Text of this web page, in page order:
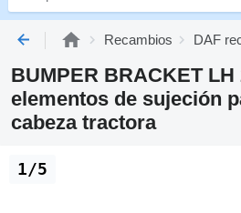
Recambios DAF
BUMPER BRACKET LH
elementos de sujeción
cabeza tractora
1/5